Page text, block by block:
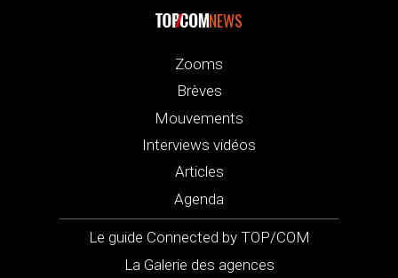
NEWS
Zooms
Brèves
Mouvements
Interviews vidéos
Articles
Agenda
Le guide Connected by TOP/COM
La Galerie des agences